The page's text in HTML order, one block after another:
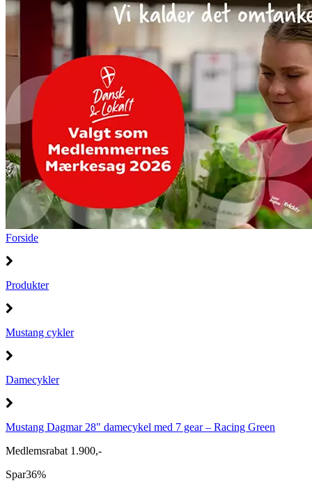
Forside
Produkter
Mustang cykler
Damecykler
Mustang Dagmar 28" damecykel med 7 gear – Racing Green
Medlemsrabat 1.900,-
Spar36%